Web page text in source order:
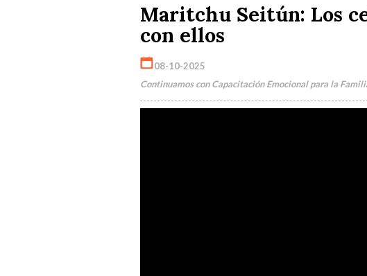
Maritchu Seitún: Los
con ellos
08-10-2025
Continuamos con Capacitación Emocional para la